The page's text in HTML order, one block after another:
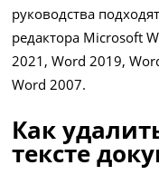
руководства
редактора Microsoft
2021, Word 2019,
Word 2007.
Как
тексте